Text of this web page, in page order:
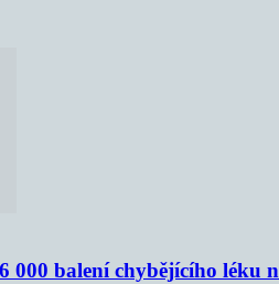
000 balení chybějícího léku